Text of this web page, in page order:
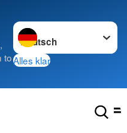
to
Sprache wechseln zu
Alles klar